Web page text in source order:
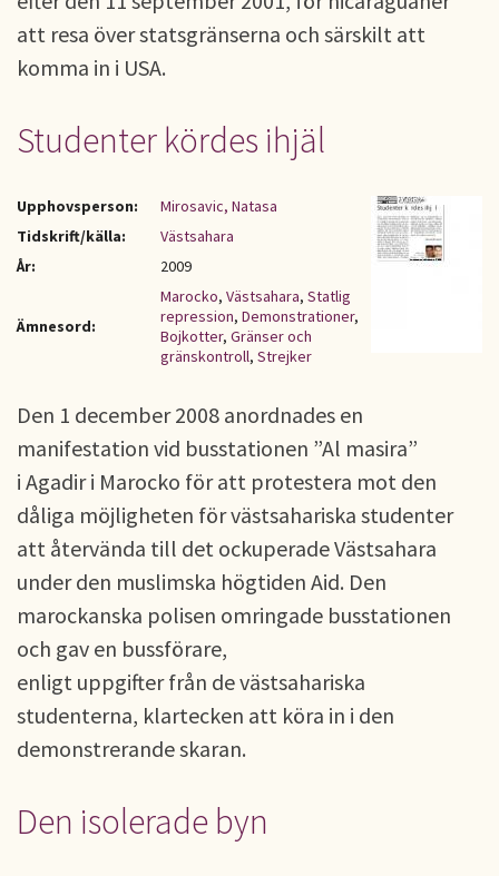
att resa över statsgränserna och särskilt att
komma in i USA.
Studenter kördes ihjäl
Upphovsperson:
Mirosavic, Natasa
Tidskrift/källa:
Västsahara
År:
2009
Ämnesord:
Marocko, Västsahara, Statlig
repression, Demonstrationer,
Bojkotter, Gränser och
gränskontroll, Strejker
Den 1 december 2008 anordnades en
manifestation vid busstationen ”Al masira”
i Agadir i Marocko för att protestera mot den
dåliga möjligheten för västsahariska studenter
att återvända till det ockuperade Västsahara
under den muslimska högtiden Aid. Den
marockanska polisen omringade busstationen
och gav en bussförare,
enligt uppgifter från de västsahariska
studenterna, klartecken att köra in i den
demonstrerande skaran.
Den isolerade byn